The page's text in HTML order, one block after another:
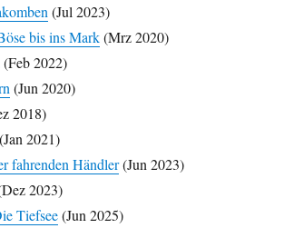
(Jul 2023)
bis ins Mark(Mrz 2020)
(Feb 2022)
(Jun 2020)
2018)
(Jan 2021)
fahrenden Händler(Jun 2023)
2023)
Tiefsee(Jun 2025)